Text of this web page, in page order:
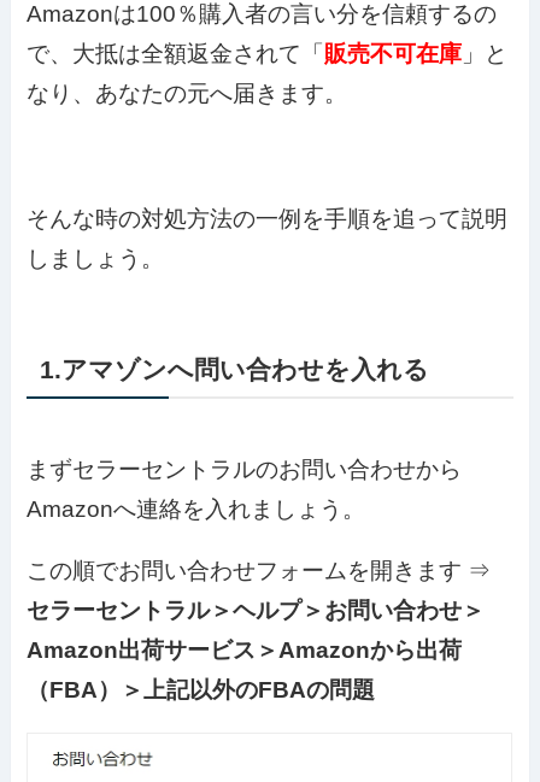
Amazonは100％購入者の言い分を信頼するの
で、大抵は全額返金されて「 販売不可在庫 」と
なり、あなたの元へ届きます。
そんな時の対処方法の一例を手順を追って説明
しましょう。
1.アマゾンへ問い合わせを入れる
まずセラーセントラルのお問い合わせから
Amazonへ連絡を入れましょう。
この順でお問い合わせフォームを開きます ⇒
セラーセントラル＞ヘルプ＞お問い合わせ＞
Amazon出荷サービス＞Amazonから出荷
（FBA）＞上記以外のFBAの問題